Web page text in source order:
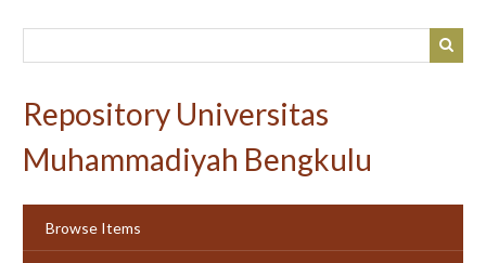
Repository Universitas
Muhammadiyah Bengkulu
Browse Items